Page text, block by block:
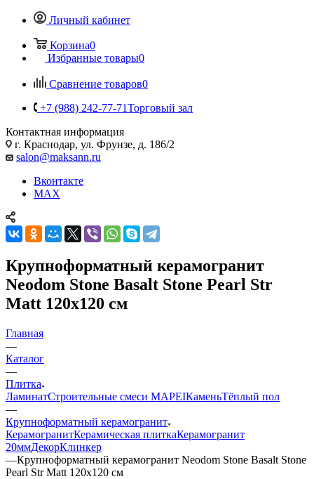
Личный кабинет
Корзина0
Избранные товары0
Сравнение товаров0
+7 (988) 242-77-71Торговый зал
Контактная информация
г. Краснодар, ул. Фрунзе, д. 186/2
salon@maksann.ru
Вконтакте
MAX
Крупноформатный керамогранит
Neodom Stone Basalt Stone Pearl Str
Matt 120x120 см
Главная
—
Каталог
—
Плитка
ЛаминатСтроительные смеси MAPEIКаменьТёплый пол
—
Крупноформатный керамогранит
КерамогранитКерамическая плиткаКерамогранит
20ммДекорКлинкер
—Крупноформатный керамогранит Neodom Stone Basalt Stone
Pearl Str Matt 120x120 см